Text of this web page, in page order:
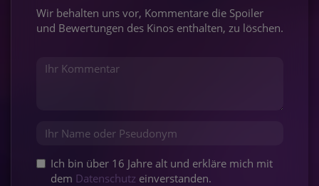
Wir behalten uns vor, Kommentare die Spoiler
und Bewertungen des Kinos enthalten, zu löschen.
Ich bin über 16 Jahre alt und erkläre mich mit
dem Datenschutz einverstanden.